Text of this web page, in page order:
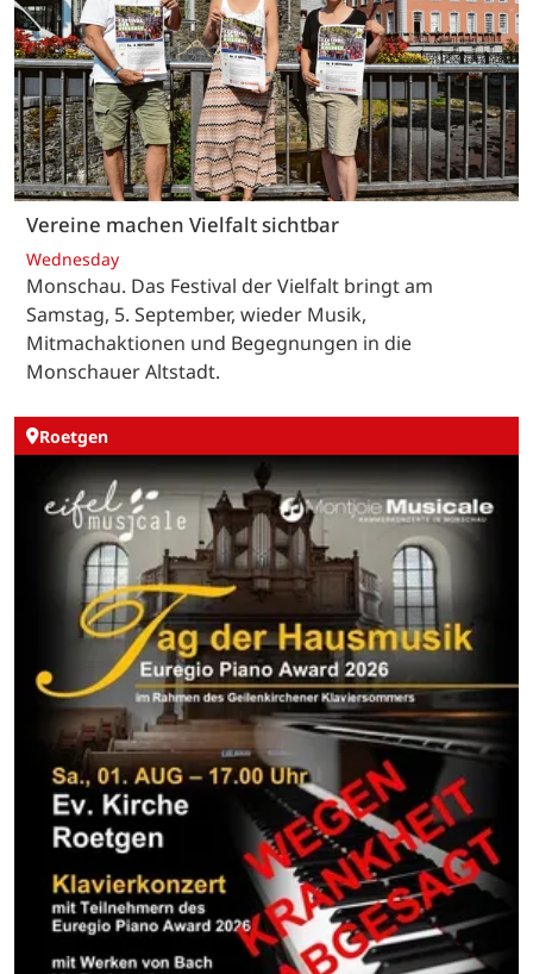
Vereine machen Vielfalt sichtbar
Wednesday
Monschau. Das Festival der Vielfalt bringt am
Samstag, 5. September, wieder Musik,
Mitmachaktionen und Begegnungen in die
Monschauer Altstadt.
Roetgen